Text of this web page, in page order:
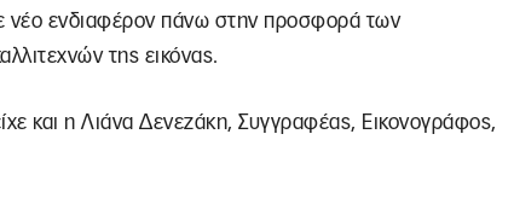
νέο ενδιαφέρον πάνω στην προσφορά των
της εικόνας.
και η Λιάνα Δενεζάκη, Συγγραφέας, Εικονογράφος,